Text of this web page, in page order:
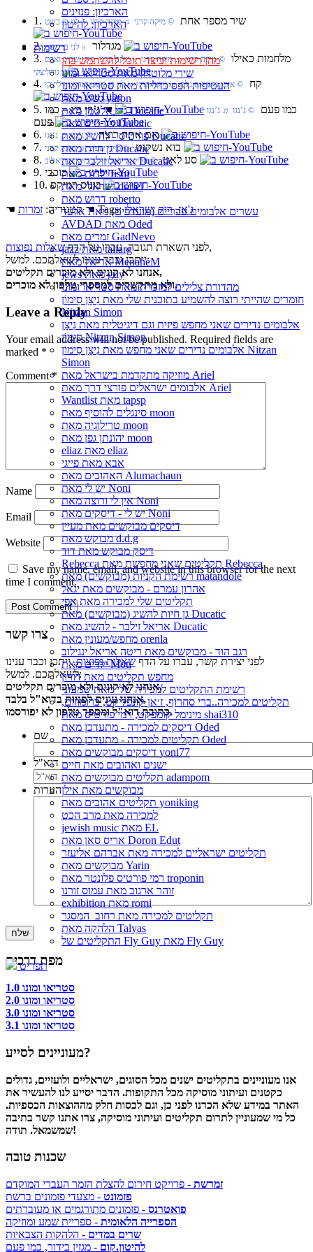
הארכיון: פנזינים
הארכיון: להיטון
רשימות
מהן רשימות וכיצד תוכל להשתמש בהן
שירי מלוטרון מאת סטריאו ומונו
העטיפות הפסיכדליות מאת סטריאו ומונו
גשש מאת yaron
גדי אלטמן מאת Ducatic
פורטיס מאת Ducatic
פורטיס - להשיג מאת Ducatic
גן חיות מאת Ducatic
אריאל זילבר מאת Ducatic
ילדות מאת fishi
ישראלי מאת doriel
דרוש מאת roberto
עשרים אלבומים עבריים (מועדפים) מאת אלעד
AVDAD מאת Oded
זמרים מאת GadNevo
jazz מאת taliarg
אריאל מאת MenaheM
jews מאת guy
מהדורת צלילים למזכרת מאת סטריאו ומונו
חומרים שהייתי רוצה להשמיע בתוכנית שלי מאת נִיצָן סִימוֹן
Nitzan Simon
אלבומים נדירים שאני מחפש פיזית וגם דיגיטלית מאת נִיצָן
סִימוֹן Nitzan Simon
אלבומים נדירים שאני מחפש מאת נִיצָן סִימוֹן Nitzan
Simon
מוזיקה מתקדמת בישראל מאת Ariel
אלבומים ישראלים פורצי דרך מאת Ariel
Wantlist מאת tapsp
סינגלים להוסיף מאת moon
טרילוגיה מאת moon
יהונתן גפן מאת moon
eliaz מאת eliaz
אבא מאת פייגי
האהובים מאת Alumachaun
יש לי מאת Noni
אין לי ורוצה מאת Noni
יש לי - דיסקים מאת Noni
דיסקים מבוקשים מאת מעיין
מבוקש מאת d.d.g
דיסק מבוקש מאת דוד
Rebecca תקליטים שאני מחפשת מאת Rebecca
רשימת הקניות (מבוקשים) מאת matandole
אהרון עמרם - מבוקשים מאת יגאל
תקליטים שלי למכירה מאת אפי
גן חיות להשיג (מבוקשים) מאת Ducatic
אריאל זילבר - להשיג מאת Ducatic
מחפש/מעונין מאת orenla
רגב הוד - מבוקשים מאת ריטה אריאל ינגילוב
ילדים מאת Moti
מחפש תקליטים מאת דורון
רשימת התקליטים למכירה שלי מאת שמעוני
תקליטים למכירה..ברי סחרוֹף, ז׳אן קונפליקט, כרומוזום,
מינימל קומפקט, רמי פורטיס מאת shai310
דיסקים למכירה - מתעדכן מאת Oded
תקליטים למכירה - מתעדכן מאת Oded
דיסקים מבוקשים מאת yoni77
ישנים ואהובים מאת חיים
תקליטים מבוקשים מאת adampom
מבוקשים מאת אילן
תקליטים אהובים מאת yoniking
למכירה מאת מרב הכט
jewish music מאת EL
אריס סאן מאת Doron Edut
תקליטים ישראליים למכירה מאת אברהם אליעזר
מבוקשים מאת Yarin
רמי פורטיס פלונטר מאת troponin
זוהר ארגוב מאת עמוס זורנו
exhibition מאת romi
תקליטים למכירה מאת רחוב_המסגר
הלהקה מאת Talyas
התקליטים של Fly Guy מאת Fly Guy
תפריט
1. שיר מספר אחת ‏ © מיקה קרני‏ ♫ מיקה קרני‏ ♭ לני בן בשט
2. מגדלור ‏ ♭ לני בן בשט
3. מלחמות כאילו ‏ © מיקה קרני‏ ♫ מיקה קרני‏ ♭ מיקה קרני, מיקי שביב ואדם
גורליצקי
4. קח ‏ © איתן נחמיאס גלס‏ ♫ מיקה קרני‏ ♭ לני בן בשט ואדם גורליצקי
5. כמו פעם ‏ © ג’נגו‏ ♫ ג’נגו ☚ג’וזי כץ – כמו
פעם
6. אם אתה רוצה‏ © ג’נגו‏ ♫ ג’נגו
7. בוא נשקוט‏ © מיקי שביב‏ ♫ מיקה קרני
8. סע לאט‏ © אריק איינשטיין‏ ♫ מיקי גבריאלוב
9. כוכבי
10. בונוס רמיקס
☚ קטגוריה: זמרות ☚ Tags: ג'אז,רוק ישראלי
לפני השארת תגובה, עברו על הדףשאלות נפוצות
,
ייתכן וכבר ענינו לשאלתכם. למשל:
אנחנו לא קונים ולא מוכרים תקליטים,
ולא מתקשרים למספרי טלפון לא מוכרים.
Leave a Reply
Your email address will not be published. Required fields are
marked *
Comment*
Name
Email
Website
Save my name, email, and website in this browser for the next
time I comment.
צרו קשר
לפני יצירת קשר, עברו על הדף שאלות נפוצות, ייתכן וכבר ענינו
לשאלתכם. למשל:
אנחנו לא קונים ולא מוכרים תקליטים,
אנחנו עונים לפניות בדוא"ל בלבד,
כתובת דוא"ל ומספר טלפון לא יפורסמו.
שם
דוא"ל
הערות
מפת דרכים
סטריאו ומונו 1.0
סטריאו ומונו 2.0
סטריאו ומונו 3.0
סטריאו ומונו 3.1
מעוניינים לסייע?
אנו מעוניינים בתקליטים ישנים מכל הסוגים, ישראליים ולועזיים, גדולים
כקטנים ועיתוני מוסיקה מכל התקופות. הדבר יסייע לנו להעשיר את
האתר במידע שלא הכרנו לפני כן, וגם לכסות חלק מההוצאות הכספיות.
כל מי שמעוניין לתרום תקליטים ועיתוני מוסיקה, צרו אתנו קשר בתיבה
שמשמאל. תודה!
שכנות טובה
זמרשת - פרויקט חירום להצלת הזמר העברי המוקדם
פזמונט - מצעדי פזמונים ברשת
פואטרנס - פזמונים מתורגמים או מעוברתים
הספרייה הלאומית - ספריית שמע ומוזיקה
שרים במדים - הלהקות הצבאיות
להיטון.קום - מגזין בידור, כמו פעם